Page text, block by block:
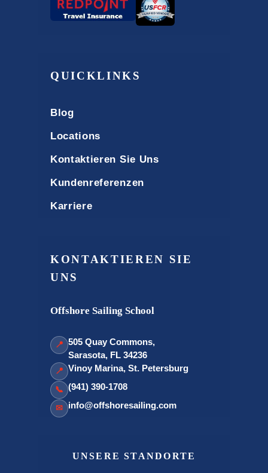
QUICKLINKS
Blog
Locations
Kontaktieren Sie Uns
Kundenreferenzen
Karriere
KONTAKTIEREN SIE
UNS
Offshore Sailing School
📍 505 Quay Commons,
Sarasota, FL 34236
📍 Vinoy Marina, St. Petersburg
📞 (941) 390-1708
✉ info@offshoresailing.com
UNSERE STANDORTE